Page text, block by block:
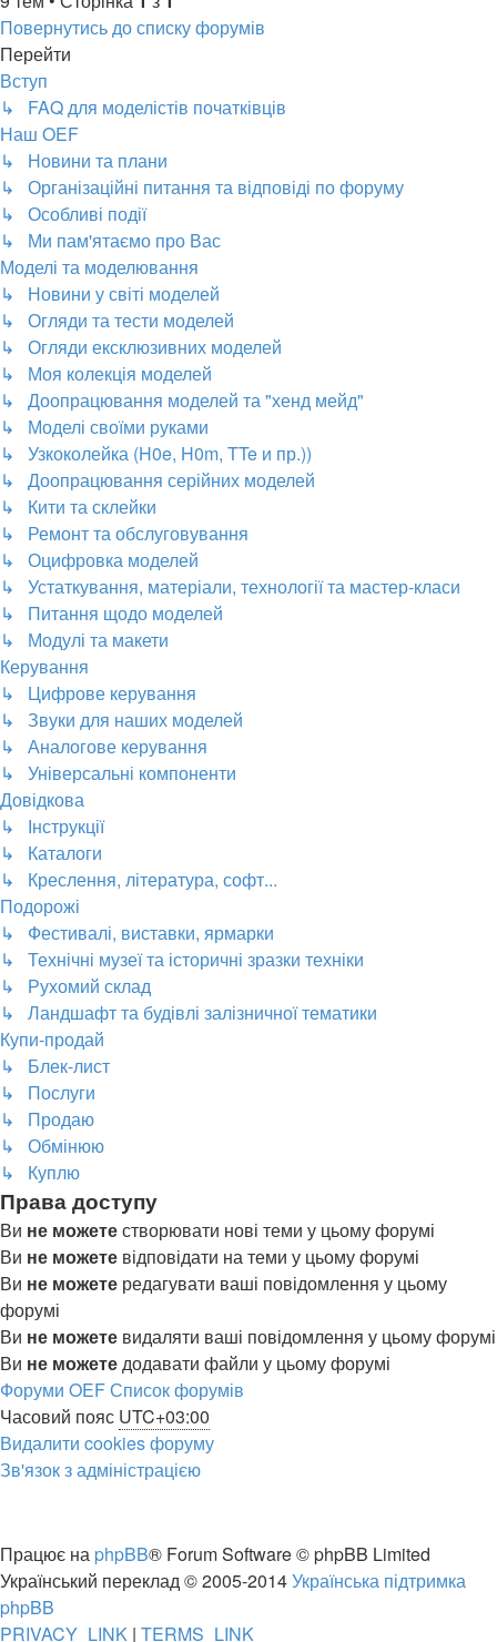
Повернутись до списку форумів
Перейти
Вступ
↳ FAQ для моделістів початківців
Наш OEF
↳ Новини та плани
↳ Організаційні питання та відповіді по форуму
↳ Особливі події
↳ Ми пам'ятаємо про Вас
Моделі та моделювання
↳ Новини у світі моделей
↳ Огляди та тести моделей
↳ Огляди ексклюзивних моделей
↳ Моя колекція моделей
↳ Доопрацювання моделей та "хенд мейд"
↳ Моделі своїми руками
↳ Узкоколейка (H0e, H0m, TTe и пр.))
↳ Доопрацювання серійних моделей
↳ Кити та склейки
↳ Ремонт та обслуговування
↳ Оцифровка моделей
↳ Устаткування, матеріали, технології та мастер-класи
↳ Питання щодо моделей
↳ Модулі та макети
Керування
↳ Цифрове керування
↳ Звуки для наших моделей
↳ Аналогове керування
↳ Універсальні компоненти
Довідкова
↳ Інструкції
↳ Каталоги
↳ Креслення, література, софт...
Подорожі
↳ Фестивалі, виставки, ярмарки
↳ Технічні музеї та історичні зразки техніки
↳ Рухомий склад
↳ Ландшафт та будівлі залізничної тематики
Купи-продай
↳ Блек-лист
↳ Послуги
↳ Продаю
↳ Обмінюю
↳ Куплю
Права доступу
Ви не можетестворювати нові теми у цьому форумі
Ви не можете відповідати на теми у цьому форумі
Ви не можете редагувати ваші повідомлення у цьому
форумі
Ви не можете видаляти ваші повідомлення у цьому форумі
Ви не можетедодавати файли у цьому форумі
Форуми OEFСписок форумів
Часовий пояс UTC+03:00
Видалити cookies форуму
Зв'язок з адміністрацією
Працює на phpBB® Forum Software © phpBB Limited
Український переклад © 2005-2014Українська підтримка
phpBB
PRIVACY_LINK | TERMS_LINK